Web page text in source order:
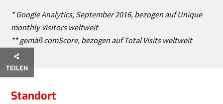
* Google Analytics, September 2016, bezogen auf Unique
monthly Visitors weltweit
** gemäß comScore, bezogen auf Total Visits weltweit
Standort
Standort
TEILEN